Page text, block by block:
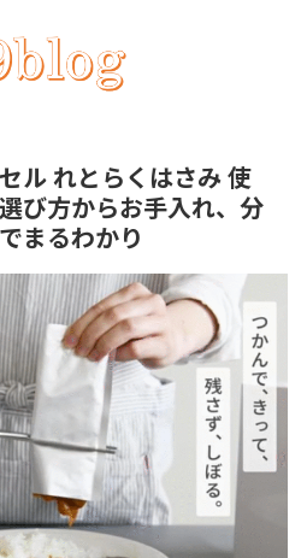
ル れとらくはさみ 使
び方からお手入れ、分
まるわかり